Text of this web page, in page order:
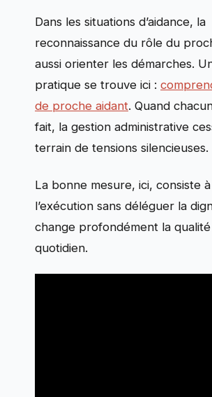
Dans les situations d’aidance, la
reconnaissance du rôle du
aussi orienter les démarches.
pratique se trouve ici :
de proche aidant. Quand
fait, la gestion administrative
terrain de tensions silencieuses.
La bonne mesure, ici, consiste
l’exécution sans déléguer la
change profondément la
quotidien.